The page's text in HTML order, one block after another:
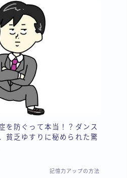
を防ぐって本当！？ダンス
貧乏ゆすりに秘められた驚
記憶力アップの方法